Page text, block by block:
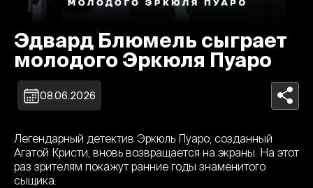
Эдвард Блюмель сыграет
молодого Эркюля Пуаро
08.06.2026
Легендарный детектив Эркюль Пуаро, созданный
Агатой Кристи, вновь возвращается на экраны. На этот
раз зрителям покажут ранние годы знаменитого
сыщика.